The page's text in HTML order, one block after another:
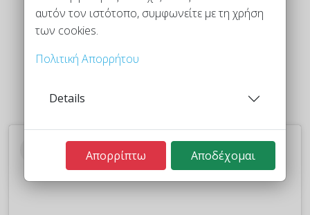
αυτόν τον ιστότοπο, συμφωνείτε με τη χρήση
των cookies.
Πολιτική Απορρήτου
Details
Απορρίπτω Αποδέχομαι